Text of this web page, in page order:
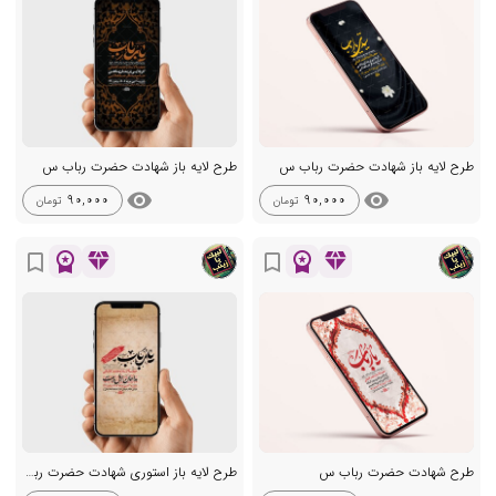
طرح لایه باز شهادت حضرت رباب س
visibility
90,000 تومان
طرح لایه باز شهادت حضرت رباب س
visibility
90,000 تومان
diamond
workspace_premium
bookmark_border
طرح شهادت حضرت رباب س
diamond
workspace_premium
bookmark_border
طرح لایه باز استوری شهادت حضرت رباب س